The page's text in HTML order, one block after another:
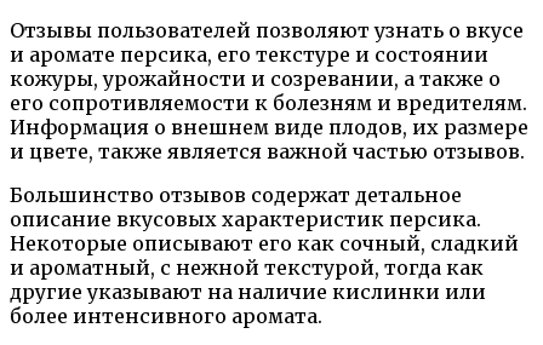
Отзывы пользователей позволяют узнать о вкусе
и аромате персика, его текстуре и состоянии
кожуры, урожайности и созревании, а также о
его сопротивляемости к болезням и вредителям.
Информация о внешнем виде плодов, их размере
и цвете, также является важной частью отзывов.
Большинство отзывов содержат детальное
описание вкусовых характеристик персика.
Некоторые описывают его как сочный, сладкий
и ароматный, с нежной текстурой, тогда как
другие указывают на наличие кислинки или
более интенсивного аромата.